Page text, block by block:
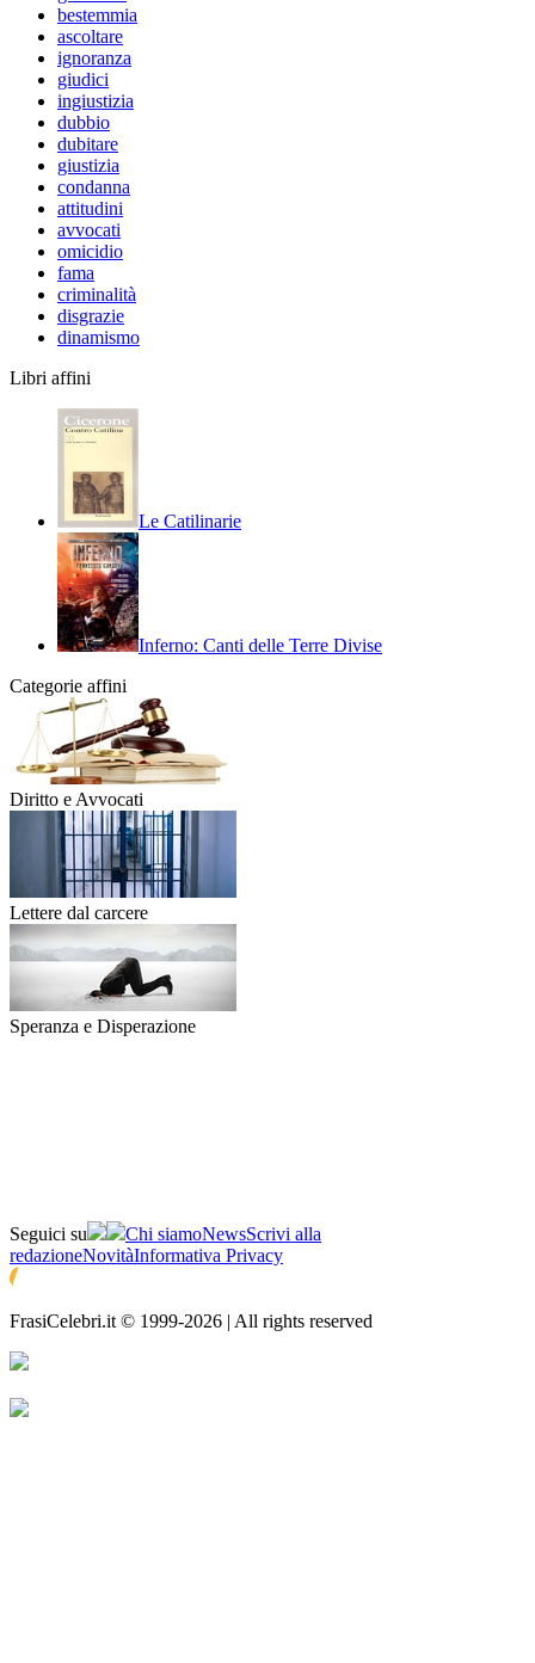
bestemmia
ascoltare
ignoranza
giudici
ingiustizia
dubbio
dubitare
giustizia
condanna
attitudini
avvocati
omicidio
fama
criminalità
disgrazie
dinamismo
Libri affini
Le Catilinarie
Inferno: Canti delle Terre Divise
Categorie affini
Diritto e Avvocati
Lettere dal carcere
Speranza e Disperazione
Seguici su Chi siamoNewsScrivi alla
redazioneNovitàInformativa Privacy
FrasiCelebri.it © 1999-2026 | All rights reserved